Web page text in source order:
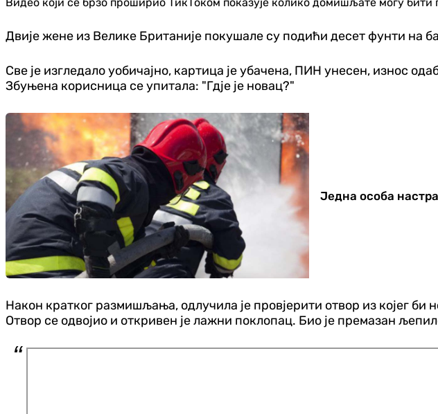
Двије жене из Велике Британије покушале су подићи десет фунти на
Све је изгледало уобичајно, картица је убачена, ПИН унесен, износ
Збуњена корисница се упитала: "Гдје је новац?"
Једна особа
Након кратког размишљања, одлучила је провјерити отвор из којег
Отвор се одвојио и откривен је лажни поклопац. Био је премазан